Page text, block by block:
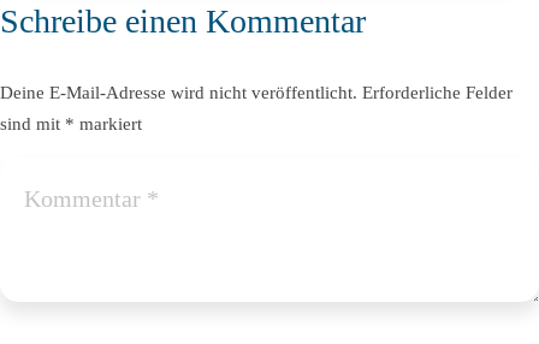
Schreibe einen Kommentar
Deine E-Mail-Adresse wird nicht veröffentlicht. Erforderliche Felder
sind mit * markiert